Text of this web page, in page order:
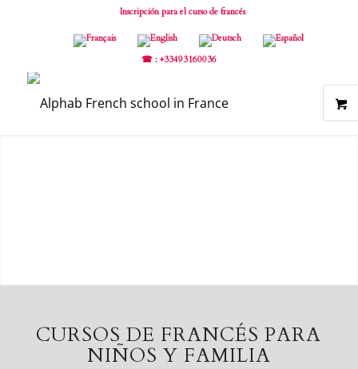
Inscripción para el curso de francés
☎ : +33493160036
CURSOS DE FRANCÉS PARA
NIÑOS Y FAMILIA